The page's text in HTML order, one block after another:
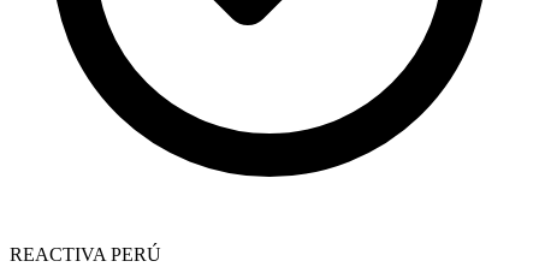
REACTIVA PERÚ